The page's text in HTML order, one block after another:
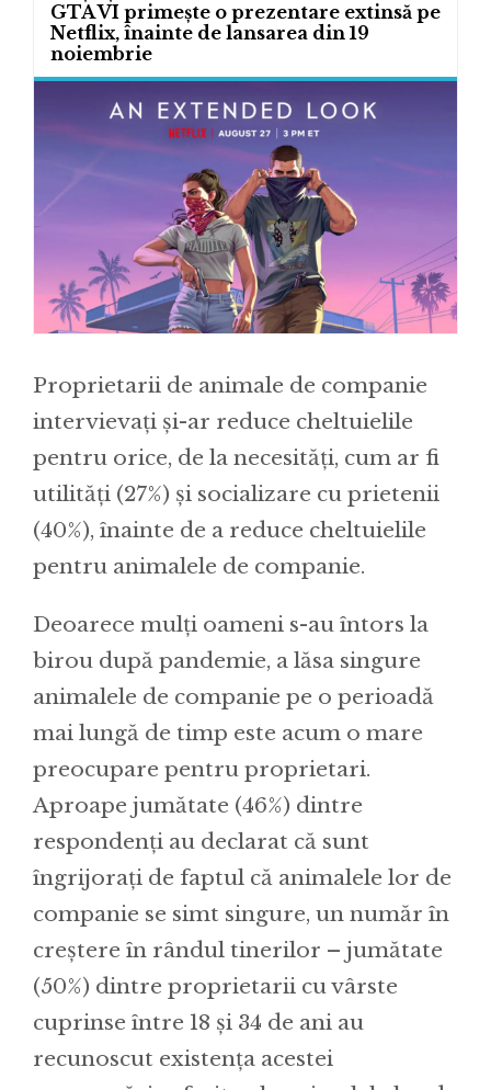
GTA VI primește o prezentare extinsă pe
Netflix, înainte de lansarea din 19
noiembrie
Proprietarii de animale de companie
intervievați și-ar reduce cheltuielile
pentru orice, de la necesități, cum ar fi
utilități (27%) și socializare cu prietenii
(40%), înainte de a reduce cheltuielile
pentru animalele de companie.
Deoarece mulți oameni s-au întors la
birou după pandemie, a lăsa singure
animalele de companie pe o perioadă
mai lungă de timp este acum o mare
preocupare pentru proprietari.
Aproape jumătate (46%) dintre
respondenți au declarat că sunt
îngrijorați de faptul că animalele lor de
companie se simt singure, un număr în
creștere în rândul tinerilor – jumătate
(50%) dintre proprietarii cu vârste
cuprinse între 18 și 34 de ani au
recunoscut existența acestei